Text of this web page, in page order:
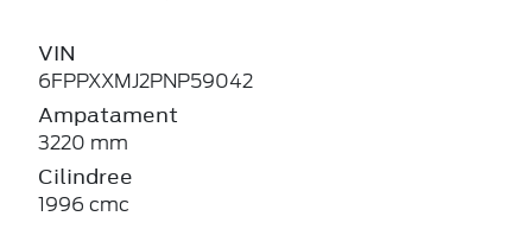
VIN
6FPPXXMJ2PNP59042
Ampatament
3220 mm
Cilindree
1996 cmc